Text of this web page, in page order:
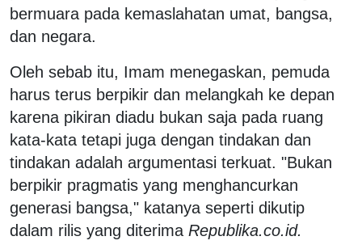
bermuara pada kemaslahatan umat, bangsa,
dan negara.
Oleh sebab itu, Imam menegaskan, pemuda
harus terus berpikir dan melangkah ke depan
karena pikiran diadu bukan saja pada ruang
kata-kata tetapi juga dengan tindakan dan
tindakan adalah argumentasi terkuat. "Bukan
berpikir pragmatis yang menghancurkan
generasi bangsa," katanya seperti dikutip
dalam rilis yang diterima Republika.co.id.